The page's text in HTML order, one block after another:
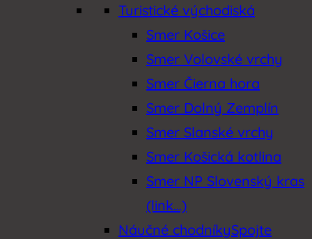
Turistické východiská
Smer Košice
Smer Volovské vrchy
Smer Čierna hora
Smer Dolný Zemplín
Smer Slanské vrchy
Smer Košická kotlina
Smer NP Slovenský kras
(link…)
Náučné chodníkySpojte